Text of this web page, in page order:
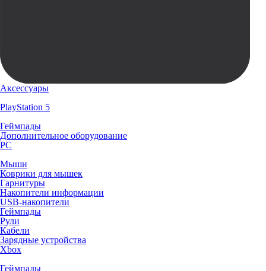
Аксессуары
PlayStation 5
Геймпады
Дополнительное оборудование
PC
Мыши
Коврики для мышек
Гарнитуры
Накопители информации
USB-накопители
Геймпады
Рули
Кабели
Зарядные устройства
Xbox
Геймпады